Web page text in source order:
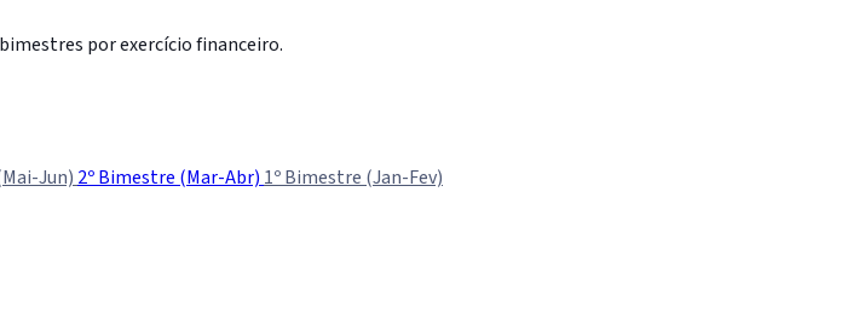
por exercício financeiro.
Jun) 2º Bimestre (Mar-Abr) 1º Bimestre (Jan-Fev)